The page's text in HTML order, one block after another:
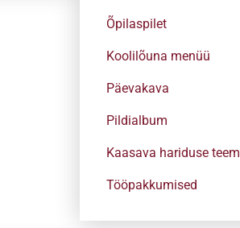
Õpilaspilet
Koolilõuna menüü
Päevakava
Pildialbum
Kaasava hariduse
Tööpakkumised